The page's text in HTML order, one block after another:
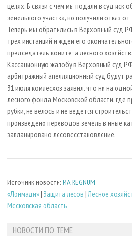
целях. В связи с чем мы подали в суд иск
земельного участка, но получили отказ
Теперь мы обратились в Верховный суд
трех инстанций и ждем его
председатель комитета лесного
Кассационную жалобу в Верховный суд
арбитражный апелляционный суд будут
31 июля комлесхоз заявил, что ни на
лесного фонда Московской области, где
рубки, не велось и не ведется
произведено переводов земель в иные
запланировано лесовосстановление.
Источник новости: ИА REGNUM
«Лонмади»| Защита лесов |Лесное
Московская область
НОВОСТИ ПО ТЕМЕ